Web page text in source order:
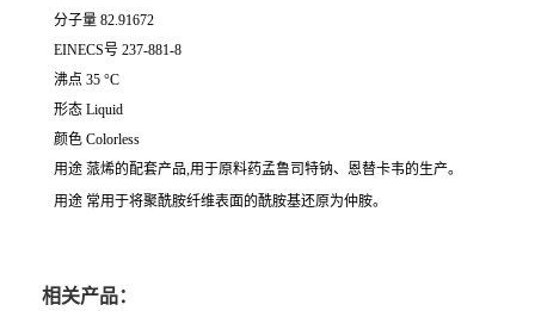
分子量 82.91672
EINECS号 237-881-8
沸点 35 °C
形态 Liquid
颜色 Colorless
用途 蒎烯的配套产品,用于原料药孟鲁司特钠、恩替卡韦的生产。
用途 常用于将聚酰胺纤维表面的酰胺基还原为仲胺。
相关产品：